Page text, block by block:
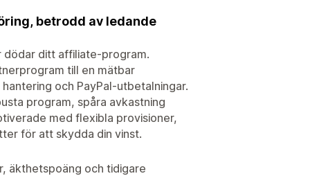
betrodd av ledande
dödar ditt affiliate-program.
till en mätbar
och PayPal-utbetalningar.
program, spåra avkastning
med flexibla provisioner,
för att skydda din vinst.
äkthetspoäng och tidigare